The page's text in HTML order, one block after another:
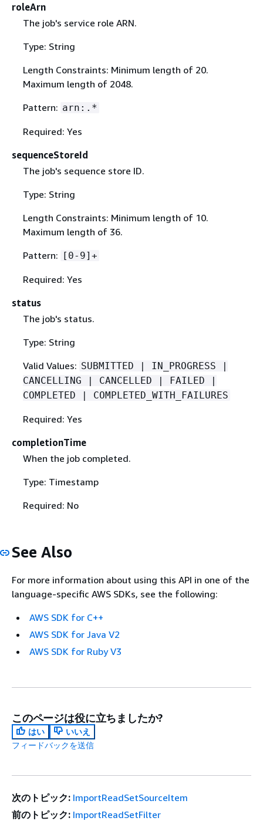
roleArn
The job's service role ARN.
Type: String
Length Constraints: Minimum length of 20.
Maximum length of 2048.
Pattern: arn:.*
Required: Yes
sequenceStoreId
The job's sequence store ID.
Type: String
Length Constraints: Minimum length of 10.
Maximum length of 36.
Pattern: [0-9]+
Required: Yes
status
The job's status.
Type: String
Valid Values: SUBMITTED | IN_PROGRESS |
CANCELLING | CANCELLED | FAILED |
COMPLETED | COMPLETED_WITH_FAILURES
Required: Yes
completionTime
When the job completed.
Type: Timestamp
Required: No
See Also
For more information about using this API in one of the
language-specific AWS SDKs, see the following:
AWS SDK for C++
AWS SDK for Java V2
AWS SDK for Ruby V3
このページは役に立ちましたか?
はい
いいえ
フィードバックを送信
次のトピック: ImportReadSetSourceItem
前のトピック: ImportReadSetFilter